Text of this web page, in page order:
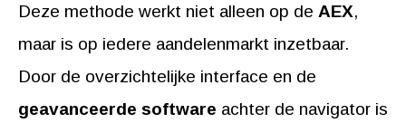
Deze methode werkt niet alleen op de AEX,
maar is op iedere aandelenmarkt inzetbaar.
Door de overzichtelijke interface en de
geavanceerde software achter de navigator is